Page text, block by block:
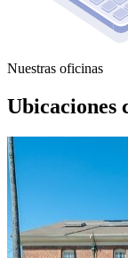
Nuestras oficinas
Ubicaciones